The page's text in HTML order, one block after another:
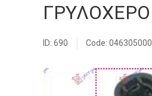
ΓΡΥΛΟΧΕΡΟ
ID: 690 Code: 046305000